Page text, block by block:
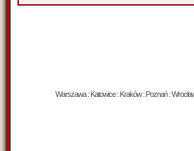
Warszawa : Katowice : Kraków : Poznań :